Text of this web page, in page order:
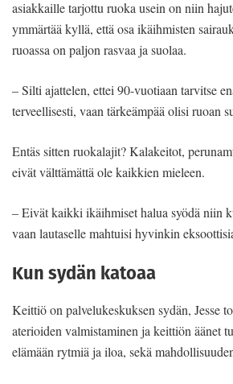
asiakkaille tarjottu ruoka usein on niin
ymmärtää kyllä, että osa ikäihmisten
ruoassa on paljon rasvaa ja suolaa.
– Silti ajattelen, ettei 90-vuotiaan tarvitse
terveellisesti, vaan tärkeämpää olisi ruoan
Entäs sitten ruokalajit? Kalakeitot,
eivät välttämättä ole kaikkien mieleen.
– Eivät kaikki ikäihmiset halua syödä niin
vaan lautaselle mahtuisi hyvinkin
Kun sydän katoaa
Keittiö on palvelukeskuksen sydän, Jesse
aterioiden valmistaminen ja keittiön äänet
elämään rytmiä ja iloa, sekä